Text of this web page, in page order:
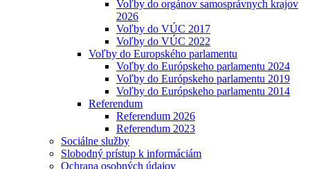
Voľby do orgánov samosprávnych krajov
2026
Voľby do VÚC 2017
Voľby do VÚC 2022
Voľby do Europského parlamentu
Voľby do Európskeho parlamentu 2024
Voľby do Európskeho parlamentu 2019
Voľby do Európskeho parlamentu 2014
Referendum
Referendum 2026
Referendum 2023
Sociálne služby
Slobodný prístup k informáciám
Ochrana osobných údajov